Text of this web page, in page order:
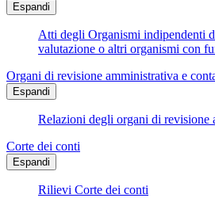
Espandi
Atti degli Organismi indipendenti
valutazione o altri organismi con
Organi di revisione amministrativa e
Espandi
Relazioni degli organi di revisione
Corte dei conti
Espandi
Rilievi Corte dei conti